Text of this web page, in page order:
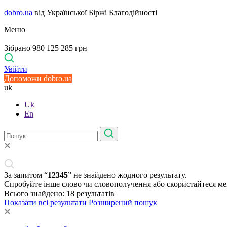
dobro.ua від Української Біржі Благодійності
Меню
Зібрано 980 125 285 грн
Увійти
Допоможи dobro.ua
uk
Uk
En
За запитом “12345” не знайдено жодного результату.
Спробуйте інше слово чи словополучення або скористайтеся
Всього знайдено: 18 результатів
Показати всі результати Розширений пошук